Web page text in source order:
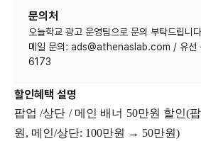
문의처
오늘학교 광고 운영팀으로 문의 부탁드립니
메일 문의: ads@athenaslab.com / 유
6173
할인혜택 설명
팝업 /상단 / 메인 배너 50만원 할인(
원, 메인/상단: 100만원 → 50만원)